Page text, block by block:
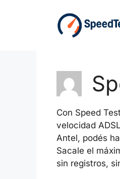
Con Speed
velocidad
Antel, podés
Sacale el
sin registros,